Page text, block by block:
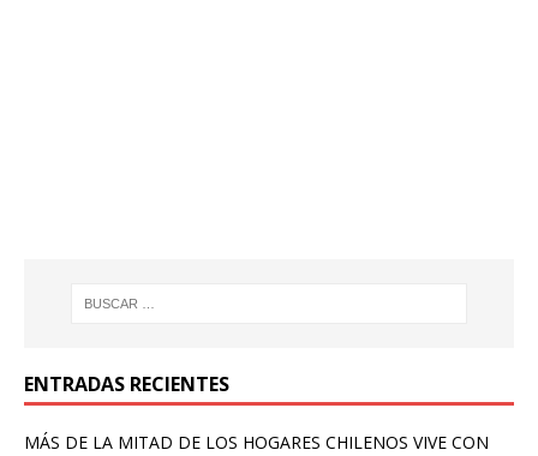
ENTRADAS RECIENTES
MÁS DE LA MITAD DE LOS HOGARES CHILENOS VIVE CON